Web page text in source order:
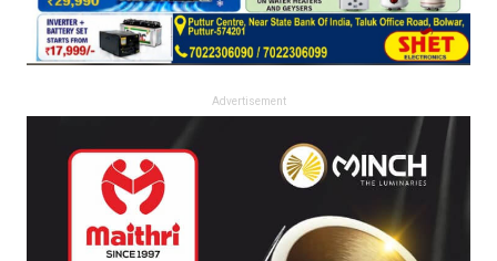
Advertisement